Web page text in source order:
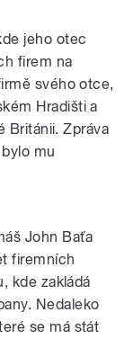
jeho otec
firem na
svého otce,
Hradišti a
Británii. Zpráva
mu
John Baťa
firemních
kde zakládá
Nedaleko
se má stát